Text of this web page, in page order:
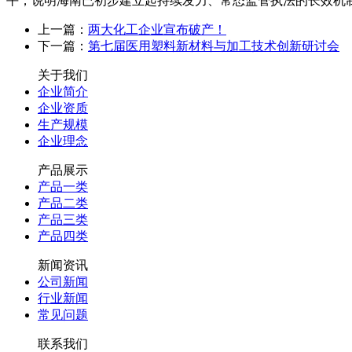
上一篇： 两大化工企业宣布破产！
下一篇： 第七届医用塑料新材料与加工技术创新研讨会
关于我们
企业简介
企业资质
生产规模
企业理念
产品展示
产品一类
产品二类
产品三类
产品四类
新闻资讯
公司新闻
行业新闻
常见问题
联系我们